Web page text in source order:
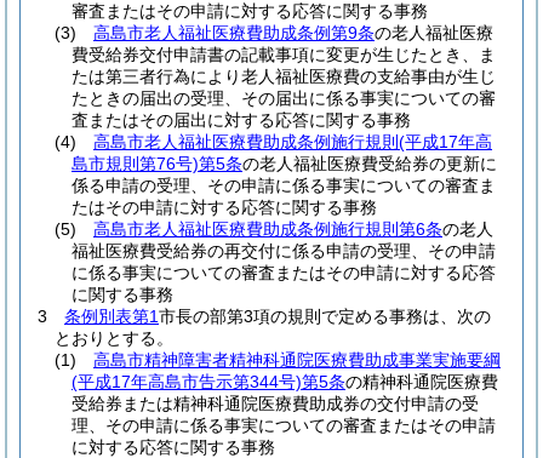
審査またはその申請に対する応答に関する事務
(3)
高島市老人福祉医療費助成条例第9条の老人福祉医療
費受給券交付申請書の記載事項に変更が生じたとき、ま
たは第三者行為により老人福祉医療費の支給事由が生じ
たときの届出の受理、その届出に係る事実についての審
査またはその届出に対する応答に関する事務
(4)
高島市老人福祉医療費助成条例施行規則 (平成17年高
島市規則第76号)第5条の老人福祉医療費受給券の更新に
係る申請の受理、その申請に係る事実についての審査ま
たはその申請に対する応答に関する事務
(5)
高島市老人福祉医療費助成条例施行規則第6条の老人
福祉医療費受給券の再交付に係る申請の受理、その申請
に係る事実についての審査またはその申請に対する応答
に関する事務
3
条例別表第1市長の部第3項の規則で定める事務は、次の
とおりとする。
(1)
高島市精神障害者精神科通院医療費助成事業実施要綱
(平成17年高島市告示第344号)第5条の精神科通院医療費
受給券または精神科通院医療費助成券の交付申請の受
理、その申請に係る事実についての審査またはその申請
に対する応答に関する事務